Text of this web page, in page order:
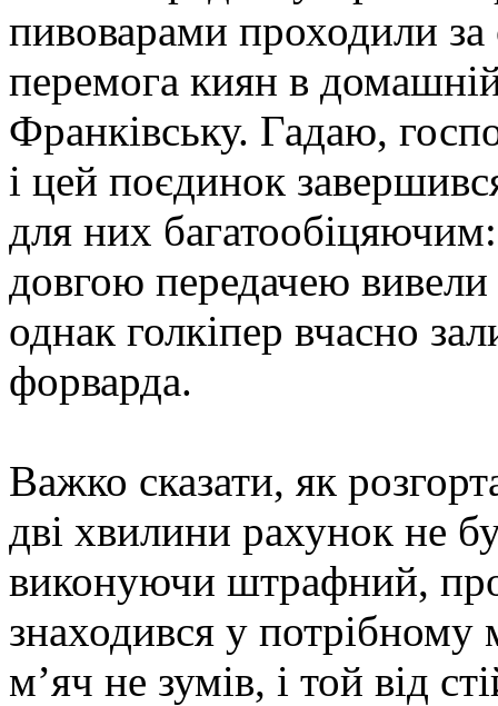
пивоварами проходили
перемога киян в домашній
Франківську. Гадаю,
і цей поєдинок
для них
довгою передачею вивели
однак голкіпер вчасно
форварда.
Важко сказати, як
дві хвилини рахунок не
виконуючи штрафний,
знаходився у потрібному
м’яч не зумів, і той від